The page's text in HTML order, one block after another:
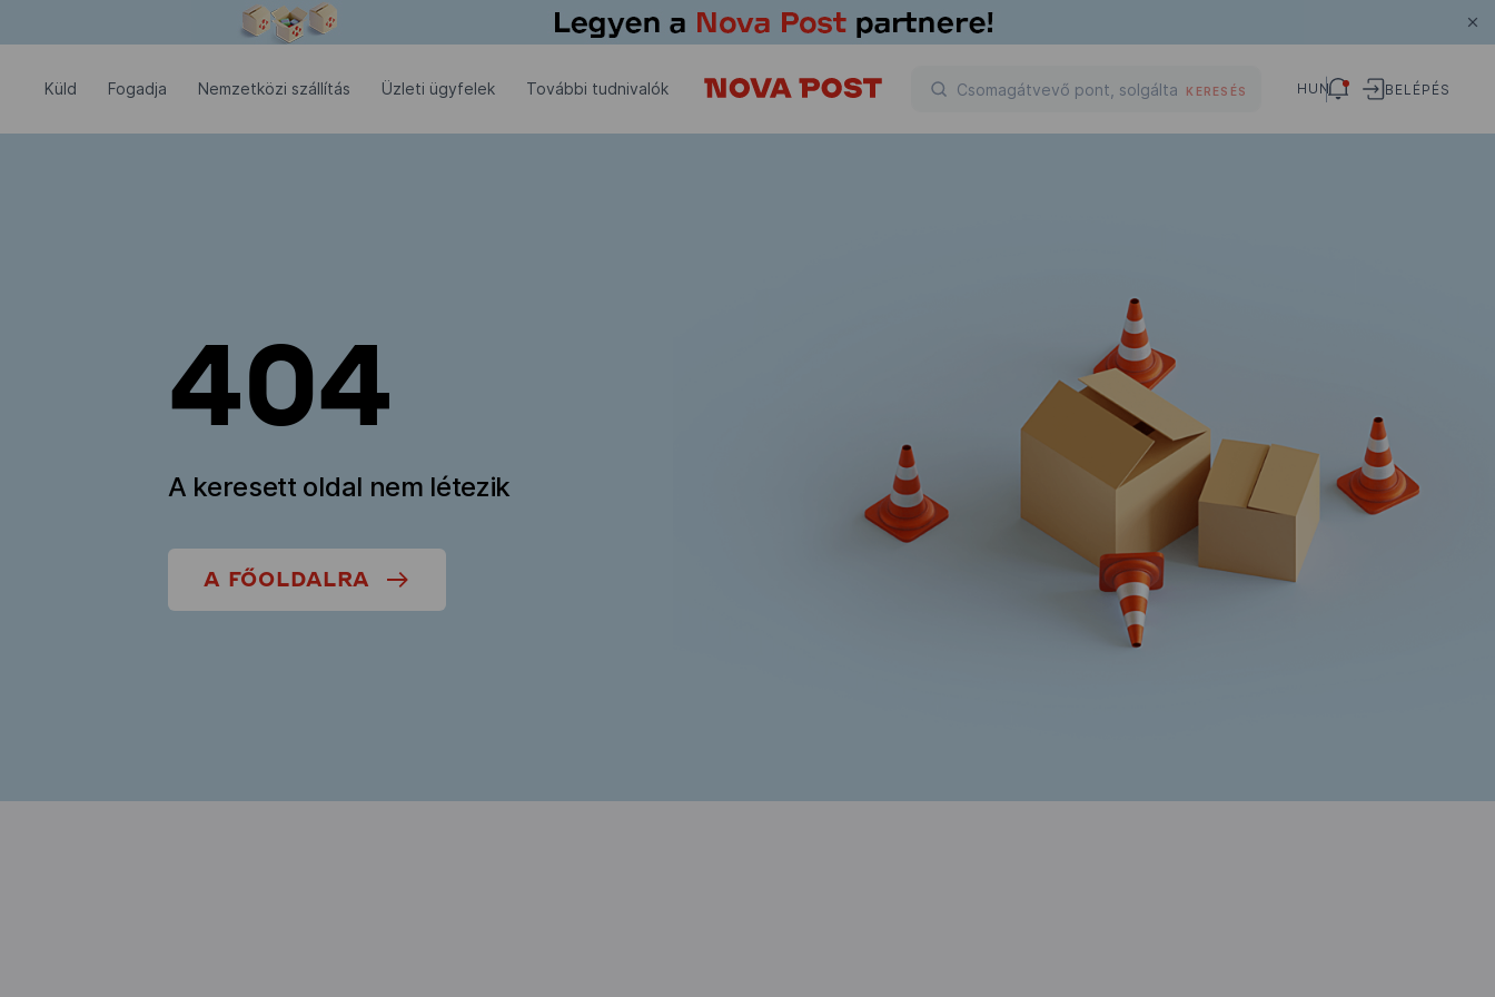
Küld Fogadja Nemzetközi szállítás Üzleti ügyfelek További tudnivalók KERESÉS HUN BELÉPÉS
404
A keresett oldal nem létezik
A FŐOLDALRA